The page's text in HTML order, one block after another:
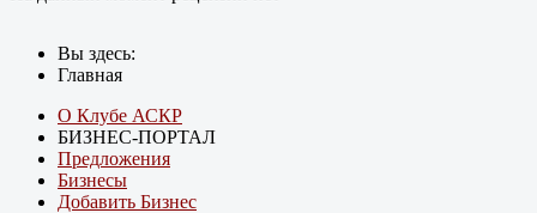
Вы здесь:
Главная
О Клубе АСКР
БИЗНЕС-ПОРТАЛ
Предложения
Бизнесы
Добавить Бизнес